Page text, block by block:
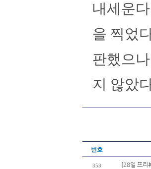
내세운
을 찍었
판했으
지 않았
번호
353 [28일 프리